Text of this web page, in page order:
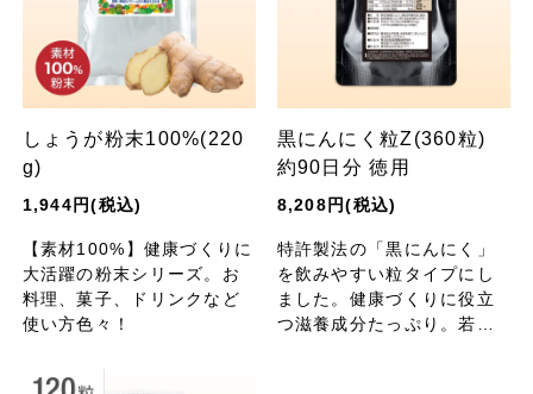
しょうが粉末100%(220
g)
1,944円(税込)
【素材100%】健康づくりに
大活躍の粉末シリーズ。お
料理、菓子、ドリンクなど
使い方色々！
黒にんにく粒Z(360粒)
約90日分 徳用
8,208円(税込)
特許製法の「黒にんにく」
を飲みやすい粒タイプにし
ました。健康づくりに役立
つ滋養成分たっぷり。若々